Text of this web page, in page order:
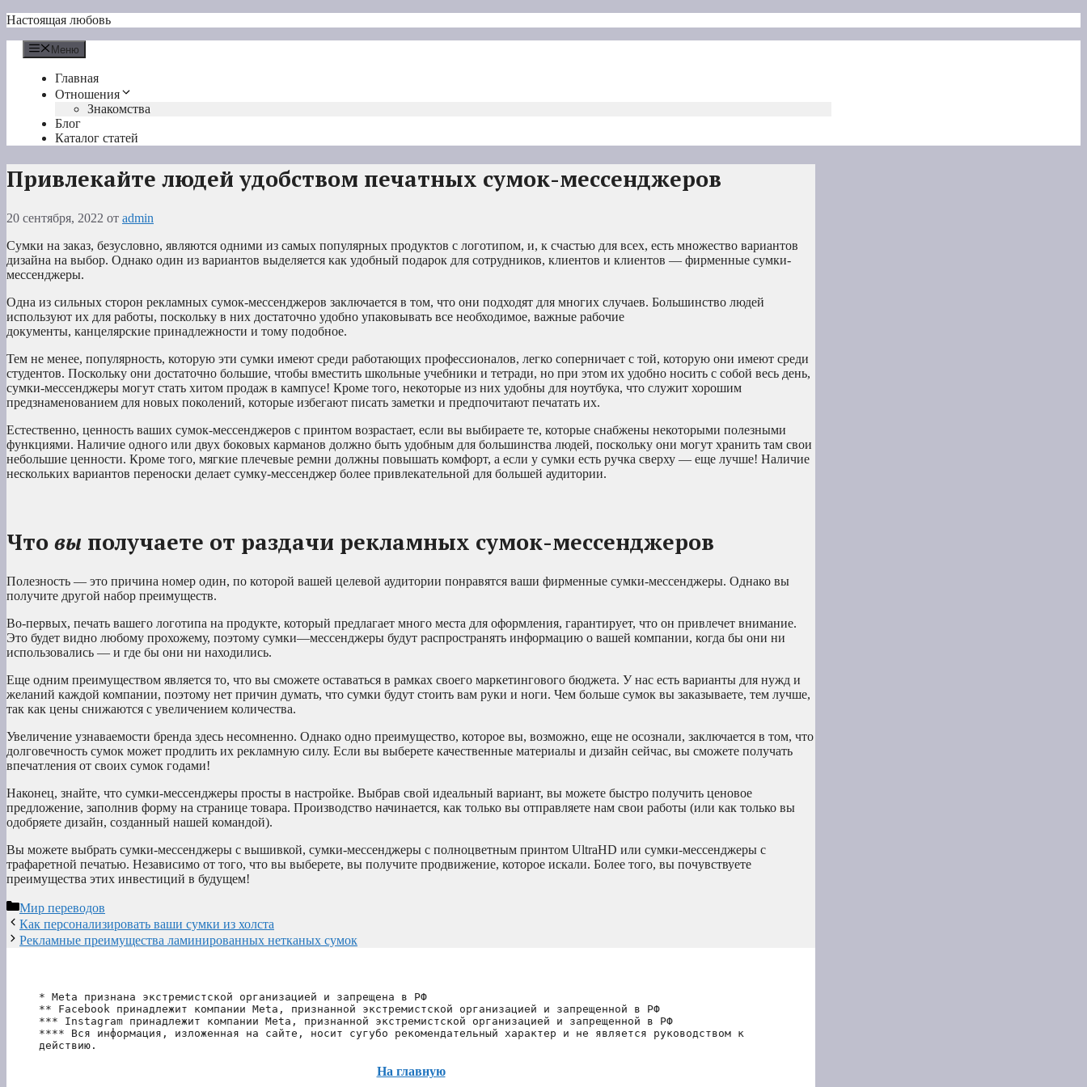
Перейти
содержимому
Настоящая любовь
Меню
Главная
Отношения
Знакомства
Блог
Каталог статей
Привлекайте людей удобством печатных сумок-мессенджеров
20 сентября, 2022 от admin
Сумки на заказ, безусловно, являются одними из самых популярных продуктов с логотипом, и, к счастью для всех, есть множество вариантов
дизайна на выбор. Однако один из вариантов выделяется как удобный подарок для сотрудников, клиентов и клиентов — фирменные сумки-
мессенджеры.
Одна из сильных сторон рекламных сумок-мессенджеров заключается в том, что они подходят для многих случаев. Большинство людей
используют их для работы, поскольку в них достаточно удобно упаковывать все необходимое, важные рабочие
документы, канцелярские принадлежности и тому подобное.
Тем не менее, популярность, которую эти сумки имеют среди работающих профессионалов, легко соперничает с той, которую они имеют среди
студентов. Поскольку они достаточно большие, чтобы вместить школьные учебники и тетради, но при этом их удобно носить с собой весь день,
сумки-мессенджеры могут стать хитом продаж в кампусе! Кроме того, некоторые из них удобны для ноутбука, что служит хорошим
предзнаменованием для новых поколений, которые избегают писать заметки и предпочитают печатать их.
Естественно, ценность ваших сумок-мессенджеров с принтом возрастает, если вы выбираете те, которые снабжены некоторыми полезными
функциями. Наличие одного или двух боковых карманов должно быть удобным для большинства людей, поскольку они могут хранить там свои
небольшие ценности. Кроме того, мягкие плечевые ремни должны повышать комфорт, а если у сумки есть ручка сверху — еще лучше! Наличие
нескольких вариантов переноски делает сумку-мессенджер более привлекательной для большей аудитории.
Чтовы получаете от раздачи рекламных сумок-мессенджеров
Полезность — это причина номер один, по которой вашей целевой аудитории понравятся ваши фирменные сумки-мессенджеры. Однако вы
получите другой набор преимуществ.
Во-первых, печать вашего логотипа на продукте, который предлагает много места для оформления, гарантирует, что он привлечет внимание.
Это будет видно любому прохожему, поэтому сумки—мессенджеры будут распространять информацию о вашей компании, когда бы они ни
использовались — и где бы они ни находились.
Еще одним преимуществом является то, что вы сможете оставаться в рамках своего маркетингового бюджета. У нас есть варианты для нужд и
желаний каждой компании, поэтому нет причин думать, что сумки будут стоить вам руки и ноги. Чем больше сумок вы заказываете, тем лучше,
так как цены снижаются с увеличением количества.
Увеличение узнаваемости бренда здесь несомненно. Однако одно преимущество, которое вы, возможно, еще не осознали, заключается в том, что
долговечность сумок может продлить их рекламную силу. Если вы выберете качественные материалы и дизайн сейчас, вы сможете получать
впечатления от своих сумок годами!
Наконец, знайте, что сумки-мессенджеры просты в настройке. Выбрав свой идеальный вариант, вы можете быстро получить ценовое
предложение, заполнив форму на странице товара. Производство начинается, как только вы отправляете нам свои работы (или как только вы
одобряете дизайн, созданный нашей командой).
Вы можете выбрать сумки-мессенджеры с вышивкой, сумки-мессенджеры с полноцветным принтом UltraHD или сумки-мессенджеры с
трафаретной печатью. Независимо от того, что вы выберете, вы получите продвижение, которое искали. Более того, вы почувствуете
преимущества этих инвестиций в будущем!
Рубрики
Мир переводов
Как персонализировать ваши сумки из холста
Рекламные преимущества ламинированных нетканых сумок
* Meta признана экстремистской организацией и запрещена в РФ
** Facebook принадлежит компании Meta, признанной экстремистской организацией и запрещенной в РФ
*** Instagram принадлежит компании Meta, признанной экстремистской организацией и запрещенной в РФ
**** Вся информация, изложенная на сайте, носит сугубо рекомендательный характер и не является руководством к
действию.
На главную